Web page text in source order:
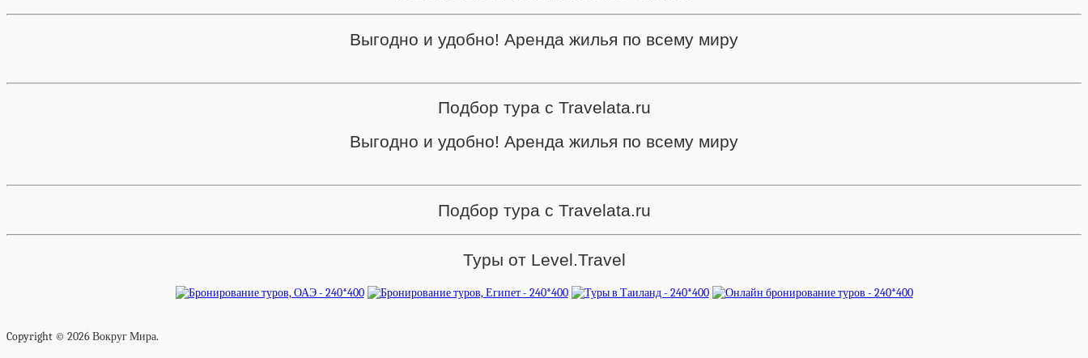
Выгодно и удобно! Аренда жилья по всему миру
Подбор тура с Travelata.ru
Выгодно и удобно! Аренда жилья по всему миру
Подбор тура с Travelata.ru
Туры от Level.Travel
Copyright © 2026 Вокруг Мира.